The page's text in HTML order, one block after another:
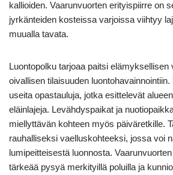
kallioiden. Vaarunvuorten erityispiirre on
jyrkänteiden kosteissa varjoissa viihtyy
muualla tavata.
Luontopolku tarjoaa paitsi elämyksellisen
oivallisen tilaisuuden
useita opastauluja, jotka esittelevät
eläinlajeja. Levähdyspaikat ja
miellyttävän kohteen myös päiväretkille.
rauhalliseksi vaelluskohteeksi, jossa voi
lumipeitteisestä luonnosta.
tärkeää pysyä merkityillä poluilla ja